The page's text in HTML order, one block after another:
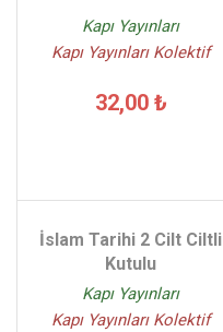
Kapı Yayınları
Kapı Yayınları Kolektif
32,00 ₺
İslam Tarihi 2 Cilt Ciltli
Kutulu
Kapı Yayınları
Kapı Yayınları Kolektif